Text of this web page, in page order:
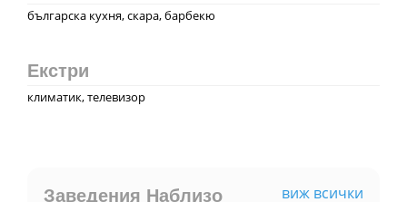
българска кухня, скара, барбекю
Екстри
климатик, телевизор
Заведения Наблизо виж всички